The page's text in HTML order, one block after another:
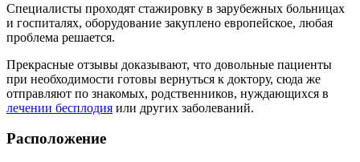
Специалисты проходят стажировку в зарубежных больницах
и госпиталях, оборудование закуплено европейское, любая
проблема решается.
Прекрасные отзывы доказывают, что довольные пациенты
при необходимости готовы вернуться к доктору, сюда же
отправляют по знакомых, родственников, нуждающихся в
лечении бесплодия или других заболеваний.
Расположение